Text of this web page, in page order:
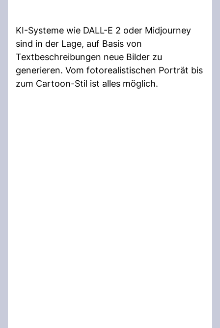
KI-Systeme wie DALL-E 2 oder Midjourney
sind in der Lage, auf Basis von
Textbeschreibungen neue Bilder zu
generieren. Vom fotorealistischen Porträt bis
zum Cartoon-Stil ist alles möglich.